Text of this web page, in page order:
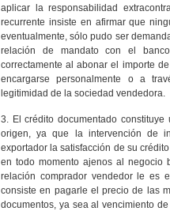
aplicar la responsabilidad
recurrente insiste en afirmar que
eventualmente, sólo pudo ser
relación de mandato con el
correctamente al abonar el importe
encargarse personalmente o a
legitimidad de la sociedad vendedora.
3. El crédito documentado
origen, ya que la intervención de
exportador la satisfacción de su
en todo momento ajenos al negocio
relación comprador vendedor le es
consiste en pagarle el precio de las
documentos, ya sea al vencimiento